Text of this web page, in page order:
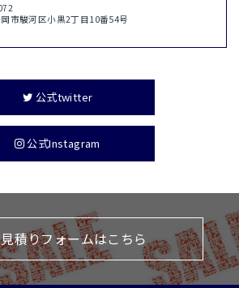
市駿河区小黒2丁目10番54号
公式twitter
公式Instagram
積りフォームはこちら